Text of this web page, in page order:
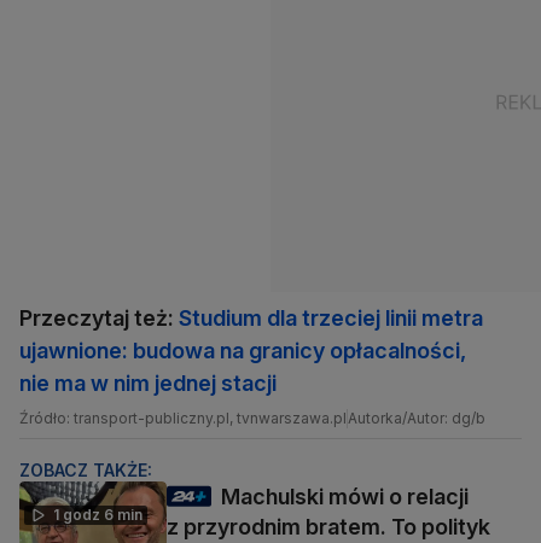
Przeczytaj też: Studium dla trzeciej linii metra
ujawnione: budowa na granicy opłacalności,
nie ma w nim jednej stacji
Źródło: transport-publiczny.pl, tvnwarszawa.plAutorka/Autor: dg/b
ZOBACZ TAKŻE:
1 godz 6 min
Machulski mówi o relacji
z przyrodnim bratem. To polityk